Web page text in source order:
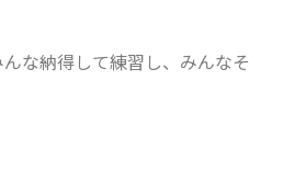
な納得して練習し、みんなそ